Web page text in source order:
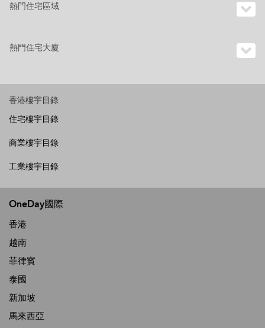
熱門住宅區域
熱門住宅大廈
香港樓宇目錄
住宅樓宇目錄
商業樓宇目錄
工業樓宇目錄
OneDay國際
香港
越南
菲律賓
泰國
新加坡
馬來西亞